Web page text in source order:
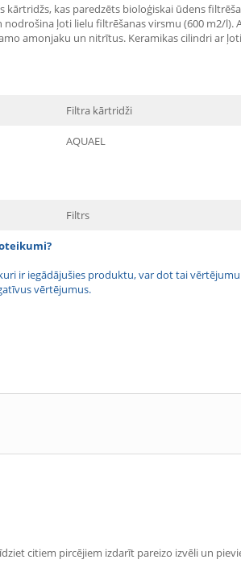
kārtridžs, kas paredzēts bioloģiskai ūdens
ļoti lielu filtrēšanas virsmu (600 m2/l).
amonjaku un nitrītus. Keramikas cilindri ar
Filtra kārtridži
AQUAEL
Filtrs
ir iegādājušies produktu, var dot tai
vērtējumus.
citiem pircējiem izdarīt pareizo izvēli un